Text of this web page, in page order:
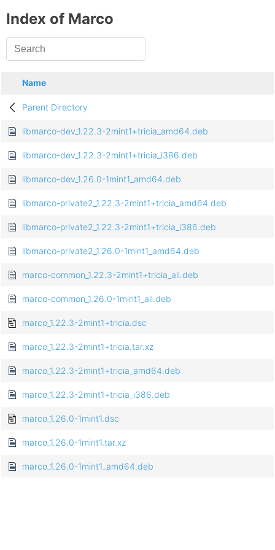
Index of Marco
Name
Parent Directory
libmarco-dev_1.22.3-2mint1+tricia_amd64.deb
libmarco-dev_1.22.3-2mint1+tricia_i386.deb
libmarco-dev_1.26.0-1mint1_amd64.deb
libmarco-private2_1.22.3-2mint1+tricia_amd64.deb
libmarco-private2_1.22.3-2mint1+tricia_i386.deb
libmarco-private2_1.26.0-1mint1_amd64.deb
marco-common_1.22.3-2mint1+tricia_all.deb
marco-common_1.26.0-1mint1_all.deb
marco_1.22.3-2mint1+tricia.dsc
marco_1.22.3-2mint1+tricia.tar.xz
marco_1.22.3-2mint1+tricia_amd64.deb
marco_1.22.3-2mint1+tricia_i386.deb
marco_1.26.0-1mint1.dsc
marco_1.26.0-1mint1.tar.xz
marco_1.26.0-1mint1_amd64.deb